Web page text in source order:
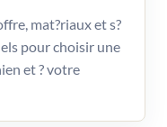
mat?riaux et s?
pour choisir une
et ? votre